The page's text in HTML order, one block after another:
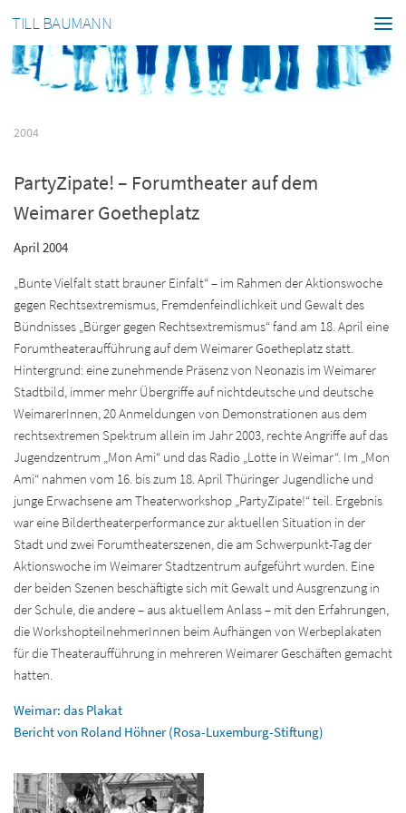
TILL BAUMANN
2004
PartyZipate! – Forumtheater auf dem
Weimarer Goetheplatz
April 2004
„Bunte Vielfalt statt brauner Einfalt“ – im Rahmen der Aktionswoche
gegen Rechtsextremismus, Fremdenfeindlichkeit und Gewalt des
Bündnisses „Bürger gegen Rechtsextremismus“ fand am 18. April eine
Forumtheateraufführung auf dem Weimarer Goetheplatz statt.
Hintergrund: eine zunehmende Präsenz von Neonazis im Weimarer
Stadtbild, immer mehr Übergriffe auf nichtdeutsche und deutsche
WeimarerInnen, 20 Anmeldungen von Demonstrationen aus dem
rechtsextremen Spektrum allein im Jahr 2003, rechte Angriffe auf das
Jugendzentrum „Mon Ami“ und das Radio „Lotte in Weimar“. Im „Mon
Ami“ nahmen vom 16. bis zum 18. April Thüringer Jugendliche und
junge Erwachsene am Theaterworkshop „PartyZipate!“ teil. Ergebnis
war eine Bildertheaterperformance zur aktuellen Situation in der
Stadt und zwei Forumtheaterszenen, die am Schwerpunkt-Tag der
Aktionswoche im Weimarer Stadtzentrum aufgeführt wurden. Eine
der beiden Szenen beschäftigte sich mit Gewalt und Ausgrenzung in
der Schule, die andere – aus aktuellem Anlass – mit den Erfahrungen,
die WorkshopteilnehmerInnen beim Aufhängen von Werbeplakaten
für die Theateraufführung in mehreren Weimarer Geschäften gemacht
hatten.
Weimar: das Plakat
Bericht von Roland Höhner (Rosa-Luxemburg-Stiftung)